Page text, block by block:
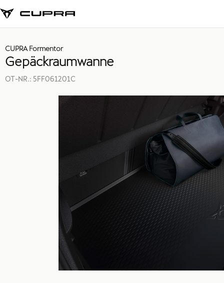
CUPRA Formentor
Gepäckraumwanne
OT-NR.: 5FF061201C